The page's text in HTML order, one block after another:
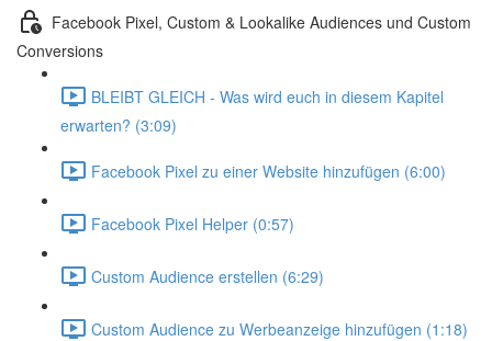
Facebook Pixel, Custom & Lookalike Audiences und Custom
Conversions
BLEIBT GLEICH - Was wird euch in diesem Kapitel
erwarten? (3:09)
Facebook Pixel zu einer Website hinzufügen (6:00)
Facebook Pixel Helper (0:57)
Custom Audience erstellen (6:29)
Custom Audience zu Werbeanzeige hinzufügen (1:18)